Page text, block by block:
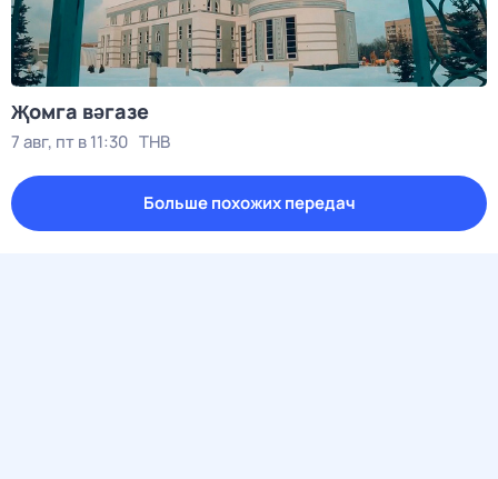
Җомга вәгазе
7 авг, пт в 11:30 ТНВ
Больше похожих передач